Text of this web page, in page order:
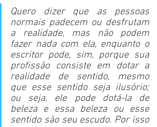
Quero dizer que as pessoas
normais padecem ou desfrutam
a realidade, mas não podem
fazer nada com ela, enquanto o
escritor pode, sim, porque sua
profissão consiste em dotar a
realidade de sentido, mesmo
que esse sentido seja ilusório;
ou seja, ele pode dotá-la de
beleza e essa beleza ou esse
sentido são seu escudo. Por isso